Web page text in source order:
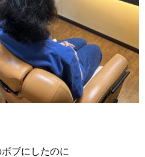
ブにしたのに